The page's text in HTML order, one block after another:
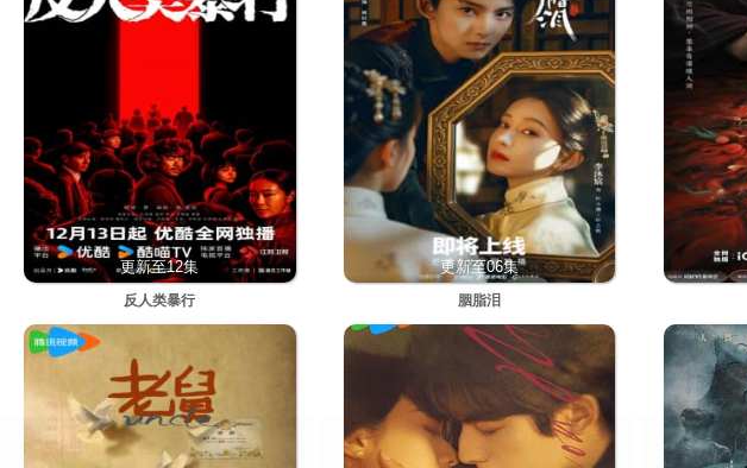
更新至12集
反人类暴行
更新至06集
胭脂泪